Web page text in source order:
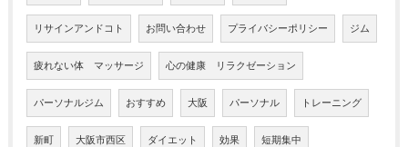
リサインアンドコト お問い合わせ プライバシーポリシー ジム
疲れない体 マッサージ 心の健康 リラクゼーション
パーソナルジム おすすめ 大阪 パーソナル トレーニング
新町 大阪市西区 ダイエット 効果 短期集中